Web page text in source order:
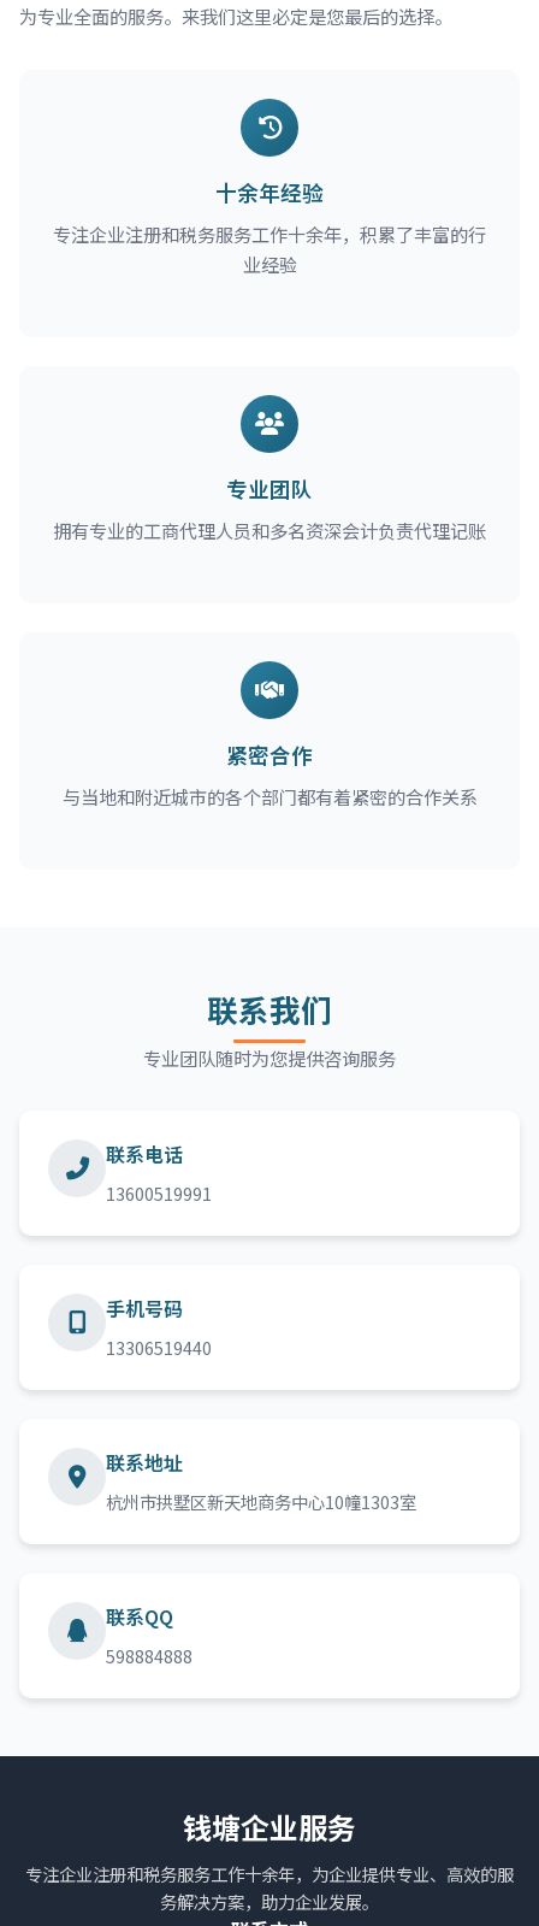
为专业全面的服务。来我们这里必定是您最后的选择。
十余年经验
专注企业注册和税务服务工作十余年，积累了丰富的行
业经验
专业团队
拥有专业的工商代理人员和多名资深会计负责代理记账
紧密合作
与当地和附近城市的各个部门都有着紧密的合作关系
联系我们
专业团队随时为您提供咨询服务
联系电话
13600519991
手机号码
13306519440
联系地址
杭州市拱墅区新天地商务中心10幢1303室
联系QQ
598884888
钱塘企业服务
专注企业注册和税务服务工作十余年，为企业提供专业、高效的服
务解决方案，助力企业发展。